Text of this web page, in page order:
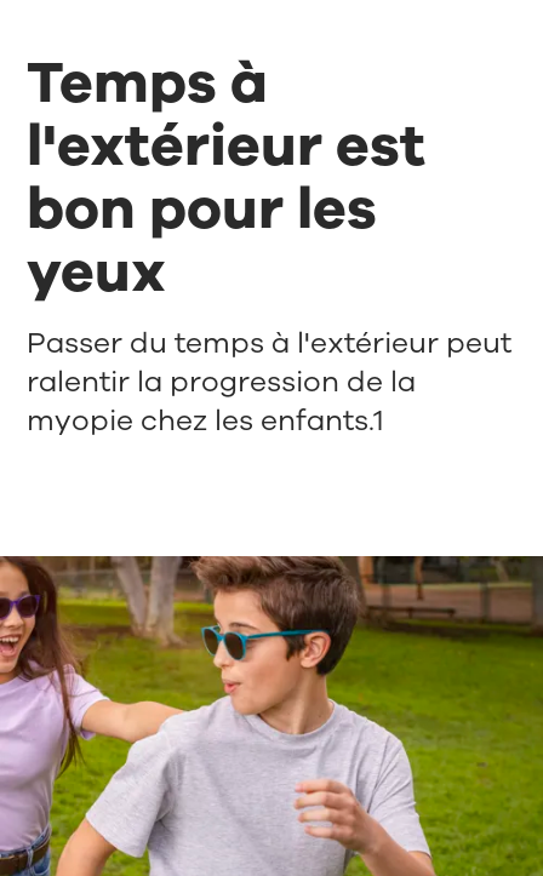
Temps à
l'extérieur est
bon pour les
yeux
Passer du temps à l'extérieur peut
ralentir la progression de la
myopie chez les enfants.1